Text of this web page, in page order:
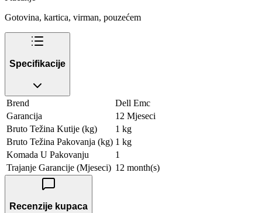
Gotovina, kartica, virman, pouzećem
Specifikacije
Brend
Dell Emc
Garancija
12 Mjeseci
Bruto Težina Kutije (kg)
1 kg
Bruto Težina Pakovanja (kg) 1 kg
Komada U Pakovanju
1
Trajanje Garancije (Mjeseci) 12 month(s)
Recenzije kupaca